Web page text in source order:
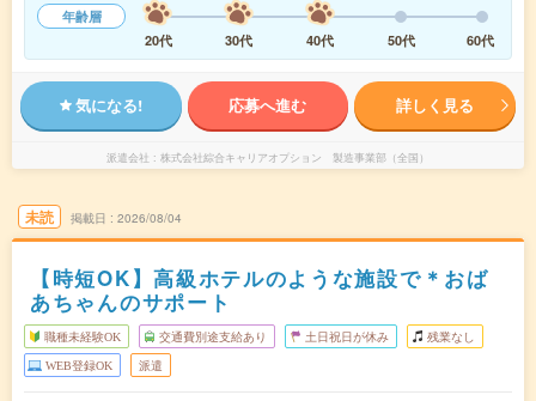
年齢層
20代
30代 40代 50代 60代
気になる! 応募へ進む 詳しく見る
派遣会社 株式会社綜合キャリアオプション 製造事業部（全国）
未読 掲載日 2026/08/04
【時短OK】高級ホテルのような施設で＊おば
あちゃんのサポート
職種未経験OK 交通費別途支給あり 土日祝日が休み 残業なし
WEB登録OK 派遣